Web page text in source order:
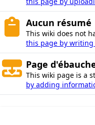
Aucun résumé
This wiki does not
this page by writing
Page
This wiki page is a
by adding